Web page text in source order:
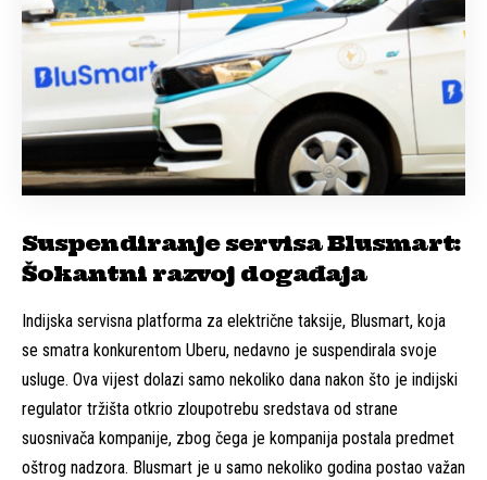
Suspendiranje servisa Blusmart:
Šokantni razvoj događaja
Indijska servisna platforma za električne taksije, Blusmart, koja
se smatra konkurentom Uberu, nedavno je suspendirala svoje
usluge. Ova vijest dolazi samo nekoliko dana nakon što je indijski
regulator tržišta otkrio zloupotrebu sredstava od strane
suosnivača kompanije, zbog čega je kompanija postala predmet
oštrog nadzora. Blusmart je u samo nekoliko godina postao važan